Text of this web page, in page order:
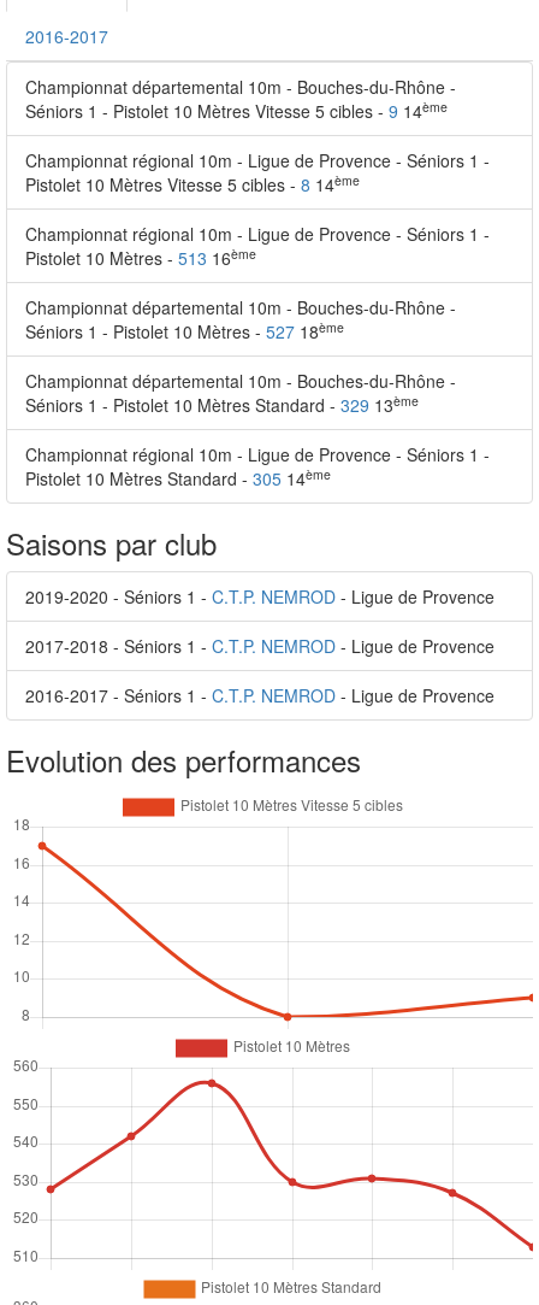
2016-2017
Championnat départemental 10m - Bouches-du-Rhône -
Séniors 1 - Pistolet 10 Mètres Vitesse 5 cibles - 9 14ème
Championnat régional 10m - Ligue de Provence - Séniors 1 -
Pistolet 10 Mètres Vitesse 5 cibles - 8 14ème
Championnat régional 10m - Ligue de Provence - Séniors 1 -
Pistolet 10 Mètres - 513 16ème
Championnat départemental 10m - Bouches-du-Rhône -
Séniors 1 - Pistolet 10 Mètres - 527 18ème
Championnat départemental 10m - Bouches-du-Rhône -
Séniors 1 - Pistolet 10 Mètres Standard - 329 13ème
Championnat régional 10m - Ligue de Provence - Séniors 1 -
Pistolet 10 Mètres Standard - 305 14ème
Saisons par club
2019-2020 - Séniors 1 - C.T.P. NEMROD - Ligue de Provence
2017-2018 - Séniors 1 - C.T.P. NEMROD - Ligue de Provence
2016-2017 - Séniors 1 - C.T.P. NEMROD - Ligue de Provence
Evolution des performances